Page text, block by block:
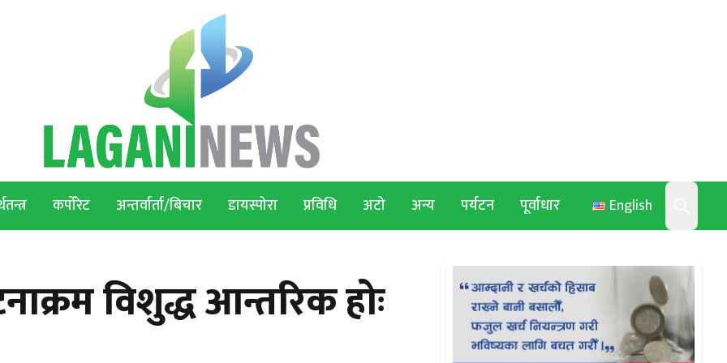
English
Search
कर्पोरेट अन्तर्वार्ता/बिचार डायस्पोरा प्रविधि अटो अन्य पर्यटन पूर्वाधार
विशुद्ध आन्तरिक होः